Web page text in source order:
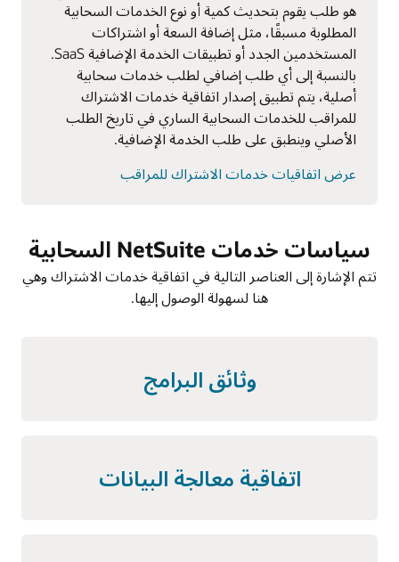
هو طلب يقوم بتحديث كمية أو نوع الخدمات السحابية
المطلوبة مسبقًا، مثل إضافة السعة أو اشتراكات
المستخدمين الجدد أو تطبيقات الخدمة الإضافية SaaS.
بالنسبة إلى أي طلب إضافي لطلب خدمات سحابية
أصلية، يتم تطبيق إصدار اتفاقية خدمات الاشتراك
للمراقب للخدمات السحابية الساري في تاريخ الطلب
الأصلي وينطبق على طلب الخدمة الإضافية.
عرض اتفاقيات خدمات الاشتراك للمراقب
سياسات خدمات NetSuite السحابية
تتم الإشارة إلى العناصر التالية في اتفاقية خدمات الاشتراك وهي
هنا لسهولة الوصول إليها.
وثائق البرامج
اتفاقية معالجة البيانات